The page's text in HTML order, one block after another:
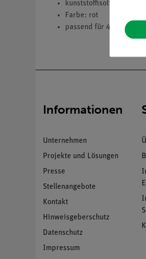
kunststoffisoliert
Farbe: rot
passend für 4-mm-
Informationen
Unternehmen
Projekte und Lösungen
Presse
Stellenangebote
Kontakt
Hinweisgeberschutz
Datenschutz
Impressum